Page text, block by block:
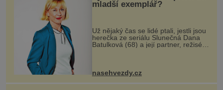
mladší exemplář?
Už nějaký čas se lidé ptali, jestli jsou
herečka ze seriálu Slunečná Dana
Batulková (68) a její partner, režisér
nasehvezdy.cz